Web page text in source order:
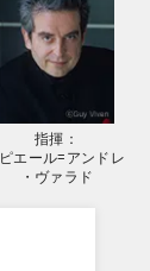
指揮：
ピエール=アンドレ
・ヴァラド